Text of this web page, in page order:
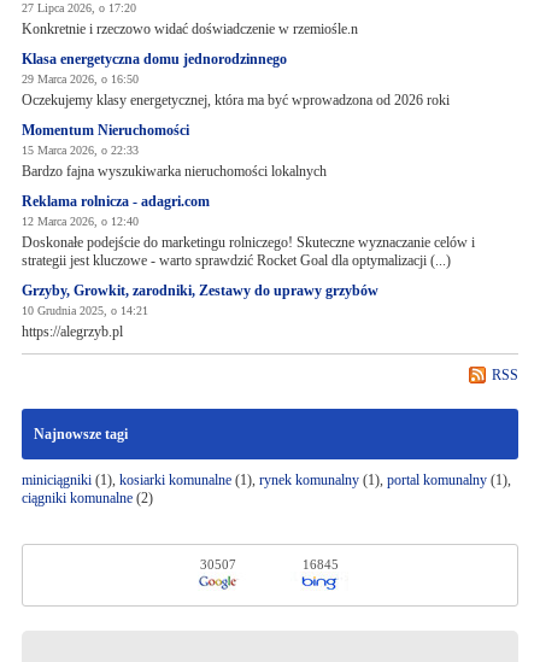
27 Lipca 2026, o 17:20
Konkretnie i rzeczowo widać doświadczenie w rzemiośle.n
Klasa energetyczna domu jednorodzinnego
29 Marca 2026, o 16:50
Oczekujemy klasy energetycznej, która ma być wprowadzona od 2026 roki
Momentum Nieruchomości
15 Marca 2026, o 22:33
Bardzo fajna wyszukiwarka nieruchomości lokalnych
Reklama rolnicza - adagri.com
12 Marca 2026, o 12:40
Doskonałe podejście do marketingu rolniczego! Skuteczne wyznaczanie celów i
strategii jest kluczowe - warto sprawdzić Rocket Goal dla optymalizacji (...)
Grzyby, Growkit, zarodniki, Zestawy do uprawy grzybów
10 Grudnia 2025, o 14:21
https://alegrzyb.pl
RSS
Najnowsze tagi
miniciągniki(1), kosiarki komunalne(1), rynek komunalny(1), portal komunalny(1),
ciągniki komunalne(2)
30507 16845